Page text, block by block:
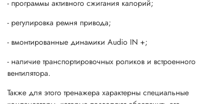
- программы активного сжигания калорий;
- регулировка ремня привода;
- вмонтированные динамики Audio IN +;
- наличие транспортировочных роликов и встроенного
вентилятора.
Также для этого тренажера характерны специальные